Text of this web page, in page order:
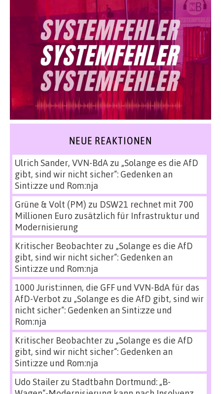
NEUE REAKTIONEN
Ulrich Sander, VVN-BdAzu „Solange es die AfD
gibt, sind wir nicht sicher“: Gedenken an
Sinti:zze und Rom:nja
Grüne & Volt (PM) zu DSW21 rechnet mit 700
Millionen Euro zusätzlich für Infrastruktur und
Modernisierung
Kritischer Beobachterzu „Solange es die AfD
gibt, sind wir nicht sicher“: Gedenken an
Sinti:zze und Rom:nja
1000 Jurist:innen, die GFF und VVN-BdA für das
AfD-Verbot zu „Solange es die AfD gibt, sind wir
nicht sicher“: Gedenken an Sinti:zze und
Rom:nja
Kritischer Beobachterzu „Solange es die AfD
gibt, sind wir nicht sicher“: Gedenken an
Sinti:zze und Rom:nja
Udo Stailerzu Stadtbahn Dortmund: „B-